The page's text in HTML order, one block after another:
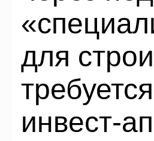
для
инвест-